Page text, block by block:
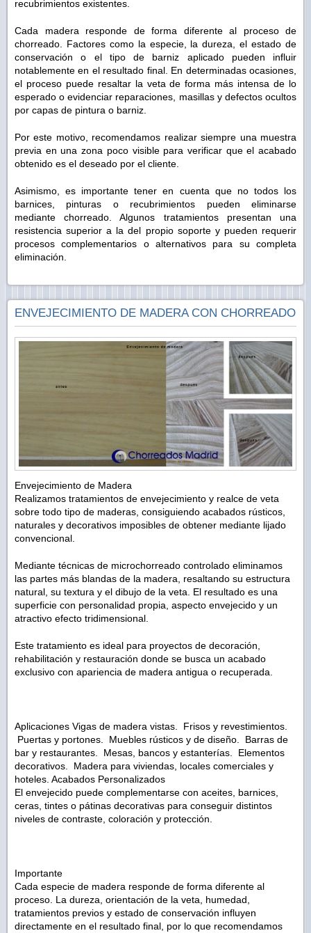
recubrimientos existentes.
Cada madera responde de forma diferente al proceso de
chorreado. Factores como la especie, la dureza, el estado de
conservación o el tipo de barniz aplicado pueden influir
notablemente en el resultado final. En determinadas ocasiones,
el proceso puede resaltar la veta de forma más intensa de lo
esperado o evidenciar reparaciones, masillas y defectos ocultos
por capas de pintura o barniz.
Por este motivo, recomendamos realizar siempre una muestra
previa en una zona poco visible para verificar que el acabado
obtenido es el deseado por el cliente.
Asimismo, es importante tener en cuenta que no todos los
barnices, pinturas o recubrimientos pueden eliminarse
mediante chorreado. Algunos tratamientos presentan una
resistencia superior a la del propio soporte y pueden requerir
procesos complementarios o alternativos para su completa
eliminación.
ENVEJECIMIENTO DE MADERA CON CHORREADO
Envejecimiento de Madera
Realizamos tratamientos de envejecimiento y realce de veta
sobre todo tipo de maderas, consiguiendo acabados rústicos,
naturales y decorativos imposibles de obtener mediante lijado
convencional.
Mediante técnicas de microchorreado controlado eliminamos
las partes más blandas de la madera, resaltando su estructura
natural, su textura y el dibujo de la veta. El resultado es una
superficie con personalidad propia, aspecto envejecido y un
atractivo efecto tridimensional.
Este tratamiento es ideal para proyectos de decoración,
rehabilitación y restauración donde se busca un acabado
exclusivo con apariencia de madera antigua o recuperada.
Aplicaciones Vigas de madera vistas. Frisos y revestimientos.
Puertas y portones. Muebles rústicos y de diseño. Barras de
bar y restaurantes. Mesas, bancos y estanterías. Elementos
decorativos. Madera para viviendas, locales comerciales y
hoteles. Acabados Personalizados
El envejecido puede complementarse con aceites, barnices,
ceras, tintes o pátinas decorativas para conseguir distintos
niveles de contraste, coloración y protección.
Importante
Cada especie de madera responde de forma diferente al
proceso. La dureza, orientación de la veta, humedad,
tratamientos previos y estado de conservación influyen
directamente en el resultado final, por lo que recomendamos